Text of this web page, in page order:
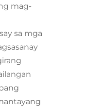
mag-
sa mga